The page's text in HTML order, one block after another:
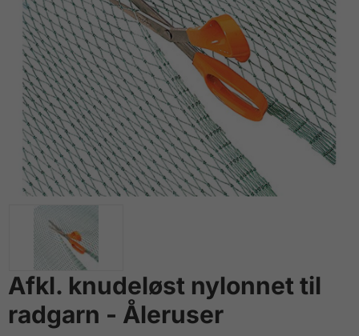
Afkl. knudeløst nylonnet til
radgarn - Åleruser